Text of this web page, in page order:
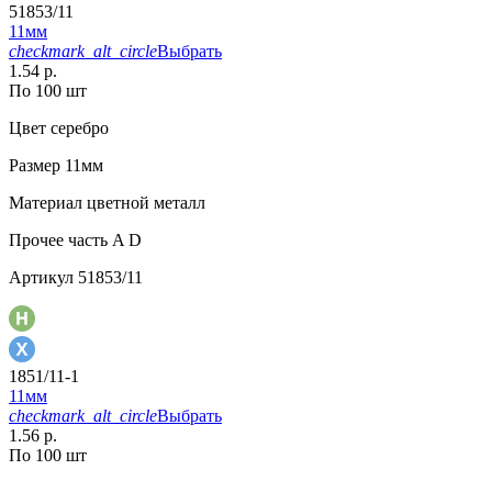
51853/11
11мм
checkmark_alt_circleВыбрать
1.54 р.
По 100 шт
Цвет серебро
Размер 11мм
Материал цветной металл
Прочее часть A D
Артикул 51853/11
1851/11-1
11мм
checkmark_alt_circleВыбрать
1.56 р.
По 100 шт